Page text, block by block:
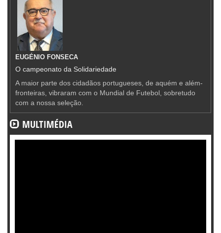
EUGÉNIO FONSECA
O campeonato da Solidariedade
A maior parte dos cidadãos portugueses, de aquém e além-
fronteiras, vibraram com o Mundial de Futebol, sobretudo
com a nossa seleção.
MULTIMÉDIA